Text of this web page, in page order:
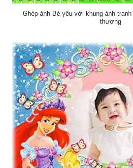
Ghép ảnh Bé yêu với khung ảnh
thương